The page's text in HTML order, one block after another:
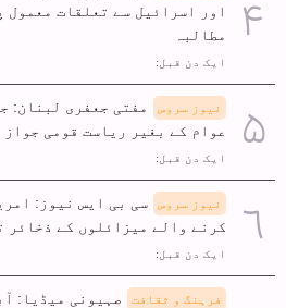
اور اسرائیل سے تعلقات معمول
مطالبہ
ایک دن قبل:
نیوز سروس
مفتی جعفری لبنان:
عوام کے بغیر ریاست قومی
ایک دن قبل:
نیوز سروس
سی بی ایس نیوز:
کرنے والے میزائلوں کے ذخائر
ایک دن قبل:
فرہنگ و ثقافت
صہیونی میڈیا: